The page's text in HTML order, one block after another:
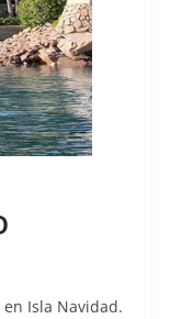
Isla Navidad.